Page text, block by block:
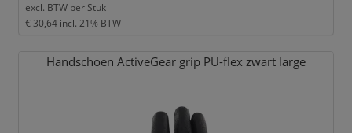
excl. BTW per Stuk
€ 30,64 incl. 21% BTW
Handschoen ActiveGear grip PU-flex zwart large